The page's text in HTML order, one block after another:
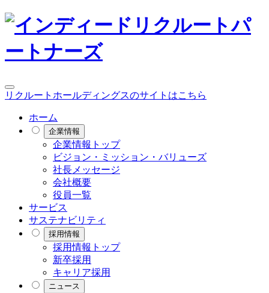
リクルートホールディングスのサイトはこちら
ホーム
企業情報
企業情報トップ
ビジョン・ミッション・バリューズ
社長メッセージ
会社概要
役員一覧
サービス
サステナビリティ
採用情報
採用情報トップ
新卒採用
キャリア採用
ニュース